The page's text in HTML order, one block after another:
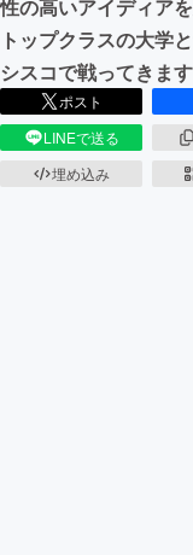
CAMPFIRE
CAMPFIRE
性の高いアイディア
トップクラスの大学
シスコで戦ってきます
ポスト
LINEで送る
埋め込み